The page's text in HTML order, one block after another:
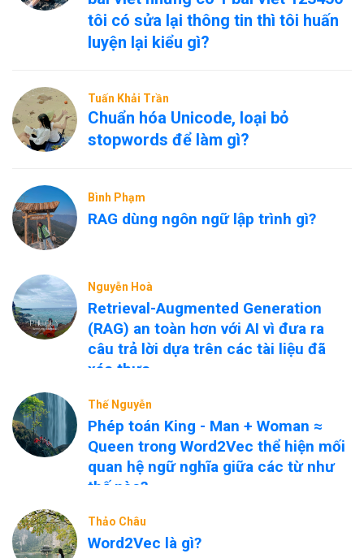
tôi có sửa lại thông tin thì tôi huấn
luyện lại kiểu gì?
Tuấn Khải Trần
Chuẩn hóa Unicode, loại bỏ
stopwords để làm gì?
Bình Phạm
RAG dùng ngôn ngữ lập trình gì?
Nguyễn Hoà
Retrieval-Augmented Generation
(RAG) an toàn hơn với AI vì đưa ra
câu trả lời dựa trên các tài liệu đã
xác thực
Thế Nguyễn
Phép toán King - Man + Woman ≈
Queen trong Word2Vec thể hiện mối
quan hệ ngữ nghĩa giữa các từ như
thế nào?
Thảo Châu
Word2Vec là gì?